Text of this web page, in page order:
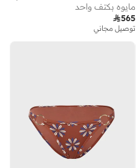
مايوه بكتف واحد
565
توصيل مجاني